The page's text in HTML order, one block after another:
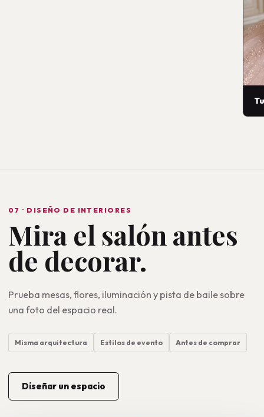
07 · DISEÑO DE INTERIORES
Mira el salón antes
de decorar.
Prueba mesas, flores, iluminación y pista de baile sobre
una foto del espacio real.
Misma arquitectura Estilos de evento Antes de comprar
Diseñar un espacio